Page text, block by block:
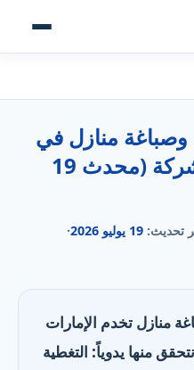
منازل في
الإمارات: مقارنة 34 شركة (محدث 19
تحديث: 19 يوليو 2026
·
منازل تخدم الإمارات
منها يدوياً: التغطية